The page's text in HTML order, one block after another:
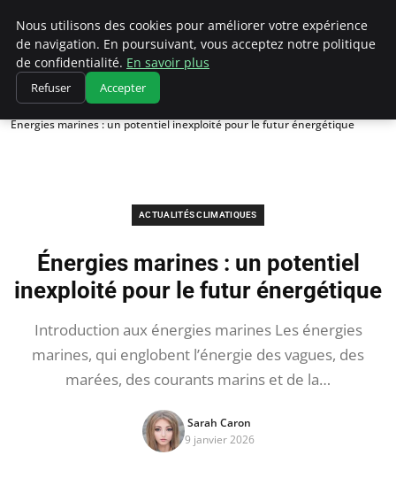
Climatedebtagents
Accueil
Actualités Climatiques
Énergies marines : un potentiel inexploité pour le futur énergétique
ACTUALITÉS CLIMATIQUES
Énergies marines : un potentiel
inexploité pour le futur énergétique
Introduction aux énergies marines Les énergies
marines, qui englobent l’énergie des vagues, des
marées, des courants marins et de la…
Sarah Caron
9 janvier 2026
Nous utilisons des cookies pour améliorer votre expérience
de navigation. En poursuivant, vous acceptez notre politique
de confidentialité. En savoir plus
Refuser Accepter